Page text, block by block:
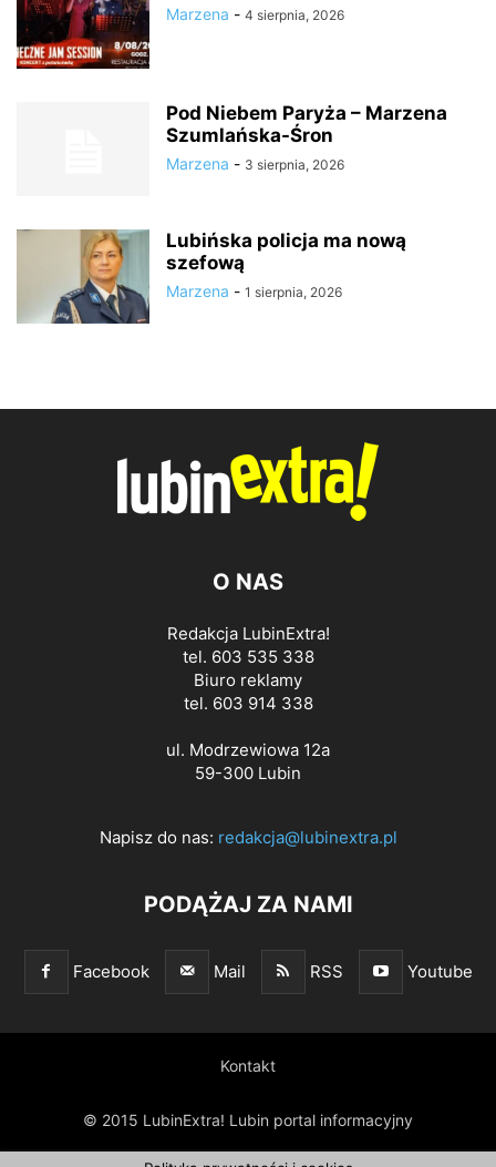
Marzena - 4 sierpnia, 2026
Pod Niebem Paryża – Marzena
Szumlańska-Śron
Marzena - 3 sierpnia, 2026
Lubińska policja ma nową
szefową
Marzena - 1 sierpnia, 2026
O NAS
Redakcja LubinExtra!
tel. 603 535 338
Biuro reklamy
tel. 603 914 338
ul. Modrzewiowa 12a
59-300 Lubin
Napisz do nas: redakcja@lubinextra.pl
PODĄŻAJ ZA NAMI
Facebook Mail RSS Youtube
Kontakt
© 2015 LubinExtra! Lubin portal informacyjny